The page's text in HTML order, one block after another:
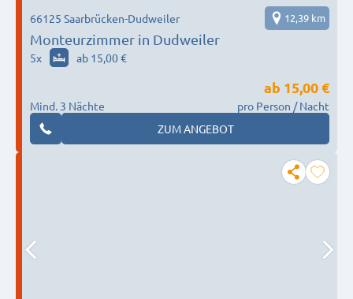
Monteurzimmer in Dudweiler
66125 Saarbrücken-Dudweiler 12,39 km
5x ab 15,00 €
Mind. 3 Nächte
ab 15,00 €
pro Person / Nacht
ZUM ANGEBOT